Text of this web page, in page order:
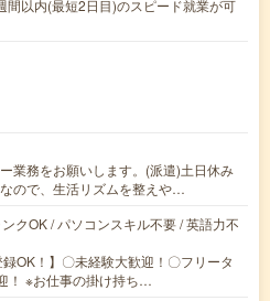
間以内(最短2日目)のスピード就業が可
業務をお願いします。(派遣)土日休み
ので、生活リズムを整えや…
クOK / パソコンスキル不要 / 英語力不
録OK！】〇未経験大歓迎！〇フリータ
！ ※お仕事の掛け持ち…